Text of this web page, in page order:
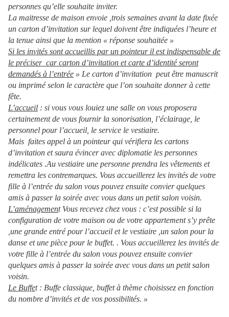
personnes qu’elle souhaite inviter.
La maitresse de maison envoie ,trois semaines avant la date fixée
un carton d’invitation sur lequel doivent être indiquées l’heure et
la tenue ainsi que la mention « réponse souhaitée »
Si les invités sont accueillis par un pointeur il est indispensable de
le préciser car carton d’invitation et carte d’identité seront
demandés à l’entrée » Le carton d’invitation peut être manuscrit
ou imprimé selon le caractère que l’on souhaite donner à cette
fête.
L’accueil : si vous vous louiez une salle on vous proposera
certainement de vous fournir la sonorisation, l’éclairage, le
personnel pour l’accueil, le service le vestiaire.
Mais faites appel à un pointeur qui vérifiera les cartons
d’invitation et saura évincer avec diplomatie les personnes
indélicates .Au vestiaire une personne prendra les vêtements et
remettra les contremarques. Vous accueillerez les invités de votre
fille à l’entrée du salon vous pouvez ensuite convier quelques
amis à passer la soirée avec vous dans un petit salon voisin.
L’aménagement Vous recevez chez vous : c’est possible si la
configuration de votre maison ou de votre appartement s’y prête
,une grande entré pour l’accueil et le vestiaire ,un salon pour la
danse et une pièce pour le buffet. . Vous accueillerez les invités de
votre fille à l’entrée du salon vous pouvez ensuite convier
quelques amis à passer la soirée avec vous dans un petit salon
voisin.
Le Buffet : Buffe classique, buffet à thème choisissez en fonction
du nombre d’invités et de vos possibilités. »